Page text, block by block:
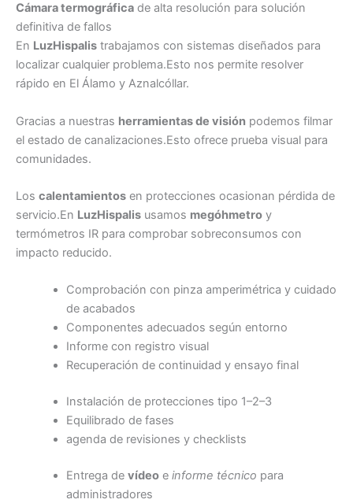
Cámara termográfica de alta resolución para solución
definitiva de fallos
En LuzHispalis trabajamos con sistemas diseñados para
localizar cualquier problema.Esto nos permite resolver
rápido en El Álamo y Aznalcóllar.
Gracias a nuestras herramientas de visión podemos filmar
el estado de canalizaciones.Esto ofrece prueba visual para
comunidades.
Los calentamientos en protecciones ocasionan pérdida de
servicio.En LuzHispalis usamos megóhmetro y
termómetros IR para comprobar sobreconsumos con
impacto reducido.
Comprobación con pinza amperimétrica y cuidado
de acabados
Componentes adecuados según entorno
Informe con registro visual
Recuperación de continuidad y ensayo final
Instalación de protecciones tipo 1–2–3
Equilibrado de fases
agenda de revisiones y checklists
Entrega de vídeoe informe técnico para
administradores